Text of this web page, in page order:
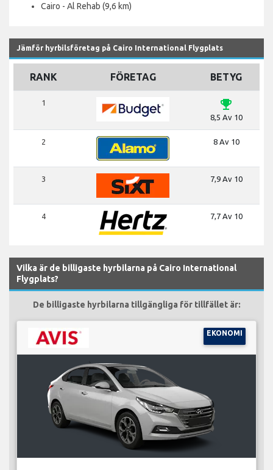
Cairo - Al Rehab (9,6 km)
Jämför hyrbilsföretag på Cairo International Flygplats
RANK FÖRETAG BETYG
1 emoji_events
8,5 Av 10
2 8 Av 10
3 7,9 Av 10
4 7,7 Av 10
Vilka är de billigaste hyrbilarna på Cairo International
Flygplats?
De billigaste hyrbilarna tillgängliga för tillfället är:
EKONOMI